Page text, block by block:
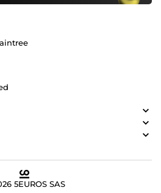
5EUROS SAS